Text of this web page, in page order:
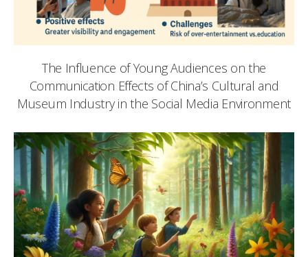
The Influence of Young Audiences on the
Communication Effects of China’s Cultural and
Museum Industry in the Social Media Environment